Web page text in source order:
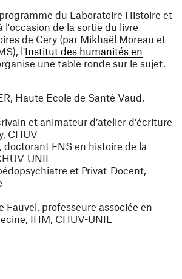
du Laboratoire Histoire et
l'occasion de la sortie du livre
de Cery (par Mikhaël Moreau et
l'Institut des humanités en
nouvelle fenêtre)
une table ronde sur le sujet.
Haute Ecole de Santé Vaud,
et animateur d’atelier d’écriture
CHUV
doctorant FNS en histoire de la
UNIL
et Privat-Docent,
Fauvel, professeure associée en
IHM, CHUV-UNIL